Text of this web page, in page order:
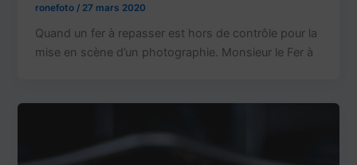
ronefoto / 27 mars 2020
Quand un fer à repasser est hors de contrôle pour la
mise en scène d’un photographie. Monsieur le Fer à